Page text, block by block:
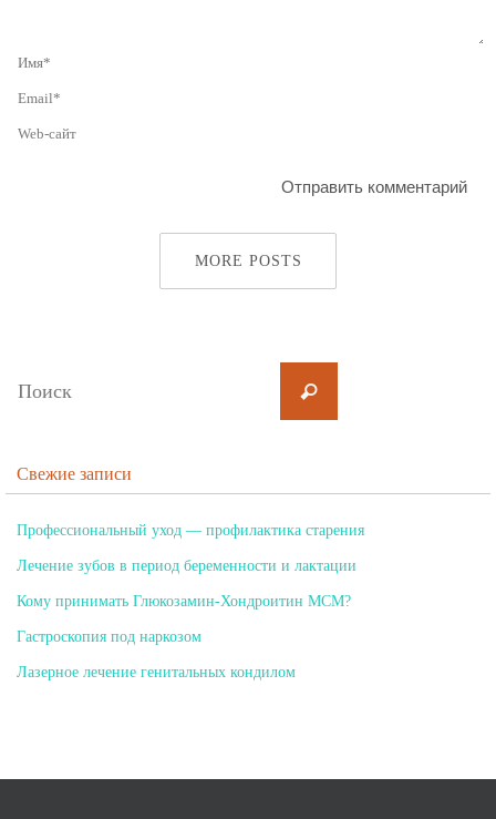
MORE POSTS
Свежие записи
Профессиональный уход — профилактика старения
Лечение зубов в период беременности и лактации
Кому принимать Глюкозамин-Хондроитин МСМ?
Гастроскопия под наркозом
Лазерное лечение генитальных кондилом